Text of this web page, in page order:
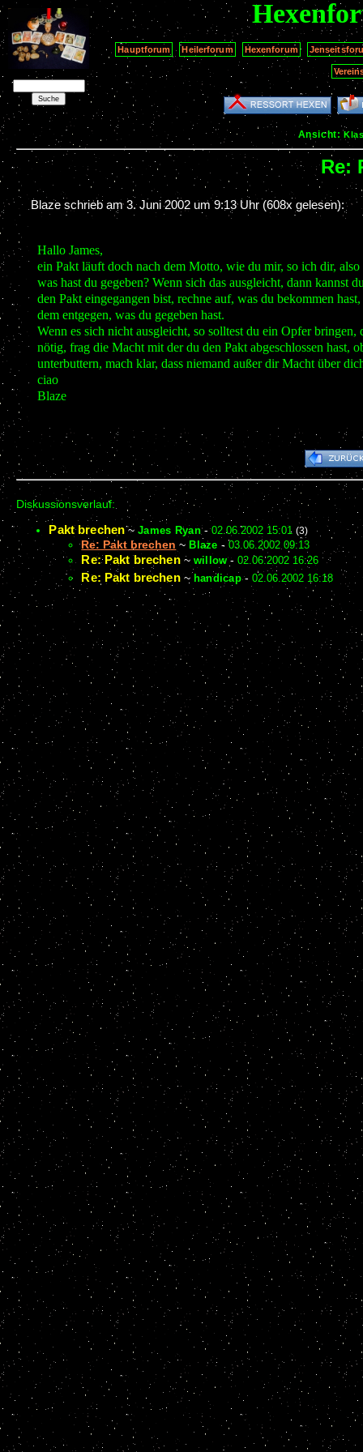
Hauptforum Heilerforum Hexenforum
Ansicht:
Re:
Blaze schrieb am3. Juni 2002 um 9:13 Uhr (608x gelesen):
Hallo James,
ein Pakt läuft doch nach dem Motto, wie du mir, so ich dir,
was hast du gegeben? Wenn sich das ausgleicht, dann kannst
den Pakt eingegangen bist, rechne auf, was du bekommen
dem entgegen, was du gegeben hast.
Wenn es sich nicht ausgleicht, so solltest du ein Opfer
nötig, frag die Macht mit der du den Pakt abgeschlossen hast,
unterbuttern, mach klar, dass niemand außer dir Macht über
ciao
Blaze
Diskussionsverlauf:
Pakt brechen~James Ryan-02.06.2002 15:01 (3)
Re: Pakt brechen ~ Blaze - 03.06.2002 09:13
Re: Pakt brechen~ willow-02.06.2002 16:26
Re: Pakt brechen~ handicap- 02.06.2002 16:18